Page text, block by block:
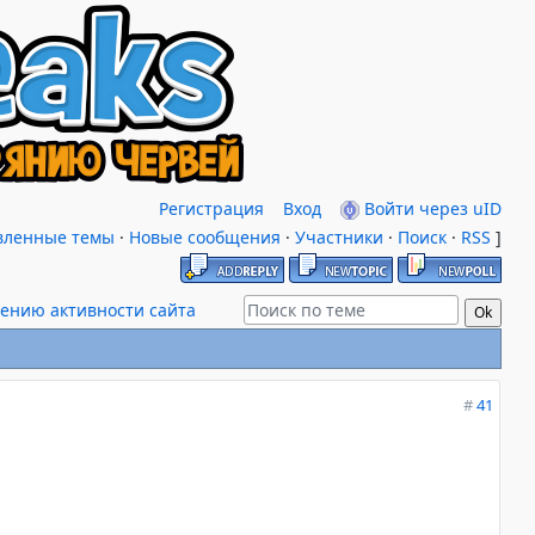
Регистрация Вход
Войти через uID
темы · Новые сообщения · Участники · Поиск · RSS ]
активности сайта
#41